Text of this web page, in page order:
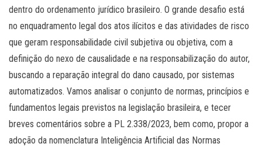
dentro do ordenamento jurídico brasileiro. O grande desafio está
no enquadramento legal dos atos ilícitos e das atividades de risco
que geram responsabilidade civil subjetiva ou objetiva, com a
definição do nexo de causalidade e na responsabilização do autor,
buscando a reparação integral do dano causado, por sistemas
automatizados. Vamos analisar o conjunto de normas, princípios e
fundamentos legais previstos na legislação brasileira, e tecer
breves comentários sobre a PL 2.338/2023, bem como, propor a
adoção da nomenclatura Inteligência Artificial das Normas